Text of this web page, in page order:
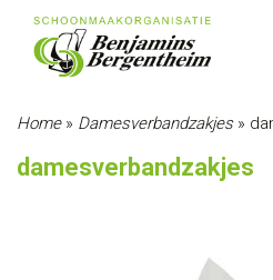
Home» Damesverbandzakjes»
damesverbandzakjes